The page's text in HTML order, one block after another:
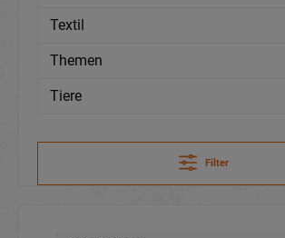
Textil
Themen
Tiere
Filter